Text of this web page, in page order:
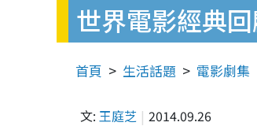
世界電影經典
首頁 生活話題 電影劇集
文: 王庭芝 2014.09.26